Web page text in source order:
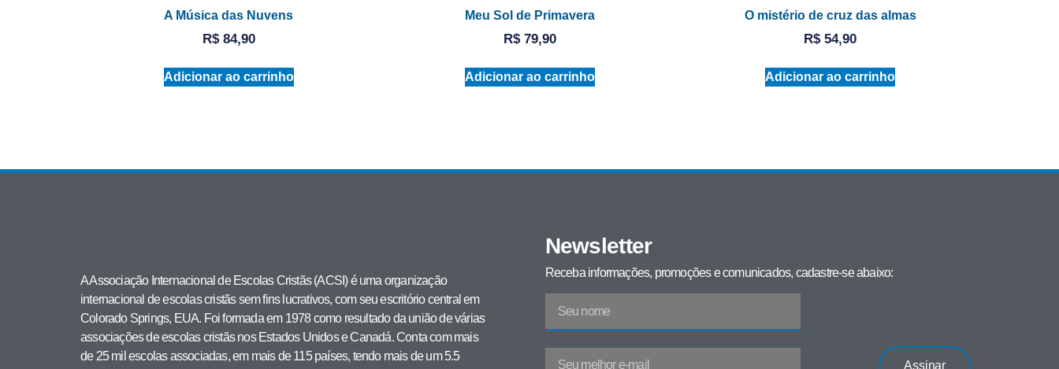
A Música das Nuvens
R$84,90
Adicionar ao carrinho
Meu Sol de Primavera
R$79,90
Adicionar ao carrinho
O mistério de cruz das almas
R$54,90
Adicionar ao carrinho
A Associação Internacional de Escolas Cristãs (ACSI) é uma organização
internacional de escolas cristãs sem fins lucrativos, com seu escritório central em
Colorado Springs, EUA. Foi formada em 1978 como resultado da união de várias
associações de escolas cristãs nos Estados Unidos e Canadá. Conta com mais
de 25 mil escolas associadas, em mais de 115 países, tendo mais de um 5.5
Newsletter
Receba informações, promoções e comunicados, cadastre-se abaixo:
Assinar